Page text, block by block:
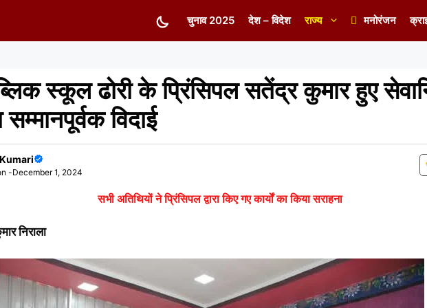
चुनाव 2025 देश – विदेश राज्य मनोरंजन
स्कूल ढोरी के प्रिंसिपल सतेंद्र कुमार हुए
सम्मानपूर्वक विदाई
-December 1, 2024
सभी अतिथियों ने प्रिंसिपल द्वारा किए गए कार्यों का किया सराहना
निराला